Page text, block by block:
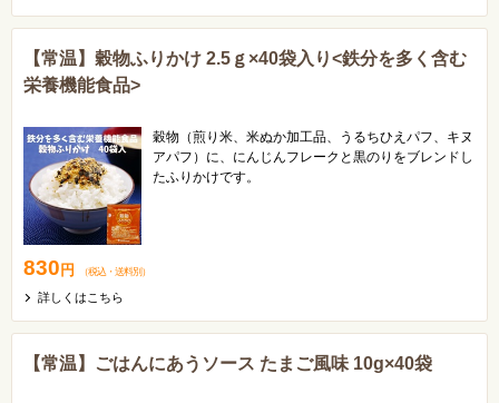
【常温】穀物ふりかけ 2.5ｇ×40袋入り<鉄分を多く含む
栄養機能食品>
穀物（煎り米、米ぬか加工品、うるちひえパフ、キヌ
アパフ）に、にんじんフレークと黒のりをブレンドし
たふりかけです。
830 円 （税込・ 送料別 ）
詳しくはこちら
【常温】ごはんにあうソース たまご風味 10g×40袋